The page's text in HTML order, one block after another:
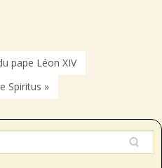
pape Léon XIV
Spiritus »